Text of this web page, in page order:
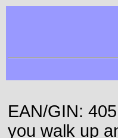
EAN/GIN:
you walk up